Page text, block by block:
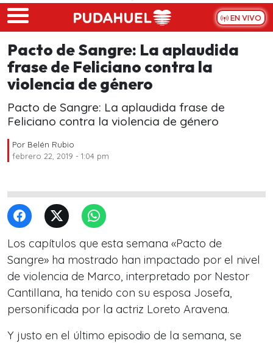
Skip to main content
EN VIVO
Pacto de Sangre: La aplaudida
frase de Feliciano contra la
violencia de género
Pacto de Sangre: La aplaudida frase de
Feliciano contra la violencia de género
Por Belén Rubio
febrero 22, 2019 - 1:04 pm
Los capítulos que esta semana «Pacto de
Sangre» ha mostrado han impactado por el nivel
de violencia de Marco, interpretado por Nestor
Cantillana, ha tenido con su esposa Josefa,
personificada por la actriz Loreto Aravena.
Y justo en el último episodio de la semana, se